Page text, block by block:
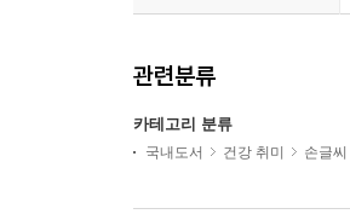
관련분류
카테고리 분류
국내도서 건강 취미 손글씨